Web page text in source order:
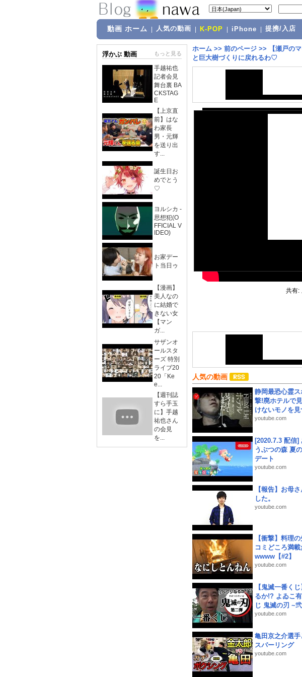
動画 ホーム 人気の動画 K-POP iPhone 提携/入店
浮かぶ 動画 もっと見る
手越祐也
記者会見
舞台裏 BA
CKSTAG
E
【上京直
前】はな
わ家長
男・元輝
を送り出
す...
誕生日お
めでとう
♡
ヨルシカ -
思想犯(O
FFICIAL V
IDEO)
お家デー
ト当日ゥ
【漫画】
美人なの
に結婚で
きない女
【マン
ガ...
サザンオ
ールスタ
ーズ 特別
ライブ20
20「Ke
e...
【週刊誌
すら手玉
に】手越
祐也さん
の会見
を...
ホーム >> 前のページ >>
【瀬戸の
と巨大樹づくりに戻れるわ♡
共有:
人気の動画
静岡最恐心霊
撃!廃ホテルで
けないモノを
youtube.com
[2020.7.3 配信]
うぶつの森 夏
デート
youtube.com
【報告】お母
した。
youtube.com
【衝撃】料理
コミどころ満
wwww【#2】
youtube.com
【鬼滅一番く
るか!? よゐこ
じ 鬼滅の刃 ~
youtube.com
亀田京之介選
スパーリング
youtube.com